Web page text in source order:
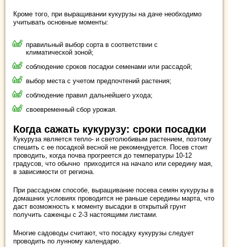
Кроме того, при выращивании кукурузы на даче необходимо
учитывать основные моменты:
правильный выбор сорта в соответствии с
климатической зоной;
соблюдение сроков посадки семенами или рассадой;
выбор места с учетом предпочтений растения;
соблюдение правил дальнейшего ухода;
своевременный сбор урожая.
Когда сажать кукурузу: сроки посадки
Кукуруза является тепло- и светолюбивым растением, поэтому
спешить с ее посадкой весной не рекомендуется. Посев стоит
проводить, когда почва прогреется до температуры 10-12
градусов, что обычно приходится на начало или середину мая,
в зависимости от региона.
При рассадном способе, выращивание посева семян кукурузы в
домашних условиях проводится не раньше середины марта, что
даст возможность к моменту высадки в открытый грунт
получить саженцы с 2-3 настоящими листами.
Многие садоводы считают, что посадку кукурузы следует
проводить по лунному календарю.